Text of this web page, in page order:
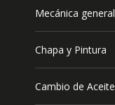
Mecánica general
Chapa y Pintura
Cambio de Aceite